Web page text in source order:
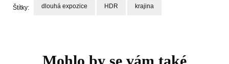
Štítky: dlouhá expozice HDR krajina